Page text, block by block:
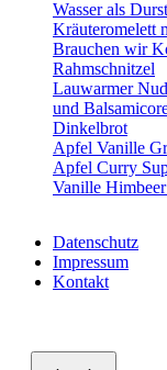
Wasser als
Kräuteromelett
Brauchen wir
Rahmschnitzel
Lauwarmer
und
Dinkelbrot
Apfel Vanille
Apfel Curry
Vanille
Datenschutz
Impressum
Kontakt